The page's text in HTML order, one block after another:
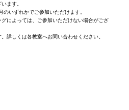
ます。
いずれかでご参加いただけます。
によっては、ご参加いただけない場合がござ
詳しくは各教室へお問い合わせください。